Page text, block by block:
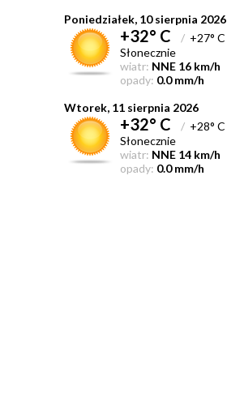
Poniedziałek, 10 sierpnia 2026
+32° C /+27° C
Słonecznie
wiatr: NNE 16 km/h
opady: 0.0 mm/h
Wtorek, 11 sierpnia 2026
+32° C /+28° C
Słonecznie
wiatr: NNE 14 km/h
opady: 0.0 mm/h